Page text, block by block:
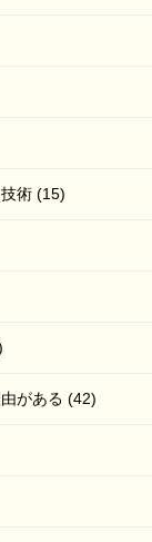
術 (15)
がある (42)